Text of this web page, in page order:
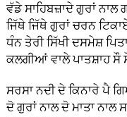
ਵੱਡੇ ਸਾਹਿਬਜ਼ਾਦੇ ਗੁਰਾਂ
ਜਿੱਥੇ ਜਿੱਥੇ ਗੁਰਾਂ ਚਰਨ
ਧੰਨ ਤੇਰੀ ਸਿੱਖੀ ਦਸਮੇਸ਼
ਕਲਗੀਆਂ ਵਾਲੇ ਪਾਤਸ਼ਾਹ ਸੌ
ਸਰਸਾ ਨਦੀ ਦੇ ਕਿਨਾਰੇ ਪੈ
ਦੋ ਗੁਰਾਂ ਨਾਲ ਦੋ ਮਾਤਾ ਨਾਲ